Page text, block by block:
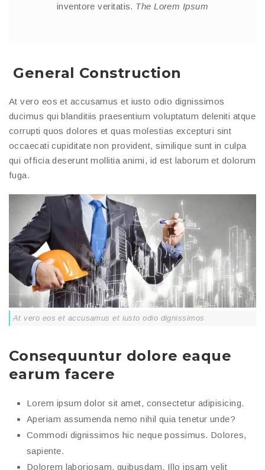
inventore veritatis. The Lorem Ipsum
General Construction
At vero eos et accusamus et iusto odio dignissimos
ducimus qui blanditiis praesentium voluptatum deleniti atque
corrupti quos dolores et quas molestias excepturi sint
occaecati cupiditate non provident, similique sunt in culpa
qui officia deserunt mollitia animi, id est laborum et dolorum
fuga.
At vero eos et accusamus et iusto odio dignissimos
Consequuntur dolore eaque
earum facere
Lorem ipsum dolor sit amet, consectetur adipisicing.
Aperiam assumenda nemo nihil quia tenetur unde?
Commodi dignissimos hic neque possimus. Dolores,
sapiente.
Dolorem laboriosam, quibusdam. Illo ipsam velit